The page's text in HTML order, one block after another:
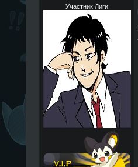
Участник Лиги